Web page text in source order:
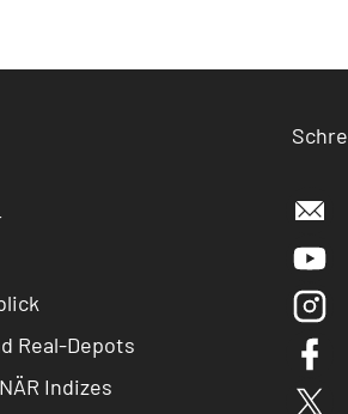
Real-Depots
Indizes